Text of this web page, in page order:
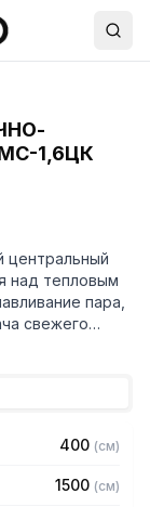
1,6ЦК
центральный
над тепловым
пара,
свежего
микроклимате
это
и
400 (см)
1500 (см)